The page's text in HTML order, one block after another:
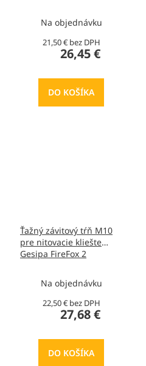
Na objednávku
21,50 € bez DPH
26,45 €
DO KOŠÍKA
Ťažný závitový tŕň M10
pre nitovacie kliešte
Gesipa FireFox 2
Na objednávku
22,50 € bez DPH
27,68 €
DO KOŠÍKA